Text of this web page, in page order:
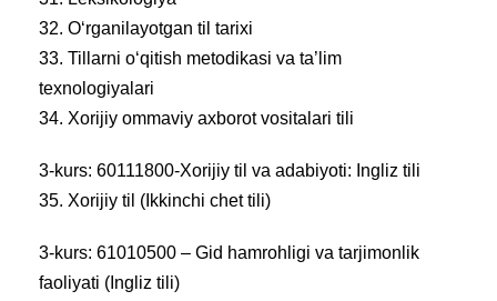
32. O‘rganilayotgan til tarixi
33. Tillarni o‘qitish metodikasi va ta’lim
texnologiyalari
34. Xorijiy ommaviy axborot vositalari tili
3-kurs: 60111800-Xorijiy til va adabiyoti: Ingliz tili
35. Xorijiy til (Ikkinchi chet tili)
3-kurs: 61010500 – Gid hamrohligi va tarjimonlik
faoliyati (Ingliz tili)